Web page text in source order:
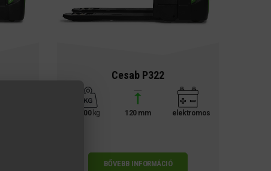
Cesab P322
2200kg 120 mm elektromos
BŐVEBB INFORMÁCIÓ